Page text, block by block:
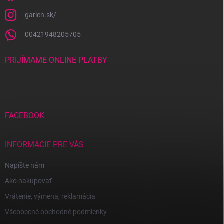
garlen.sk/
00421948205705
PRIJÍMAME ONLINE PLATBY
FACEBOOK
INFORMÁCIE PRE VÁS
Napíšte nám
Ako nakupovať
Vrátenie, výmena, reklamácia
Všeobecné obchodné podmienky